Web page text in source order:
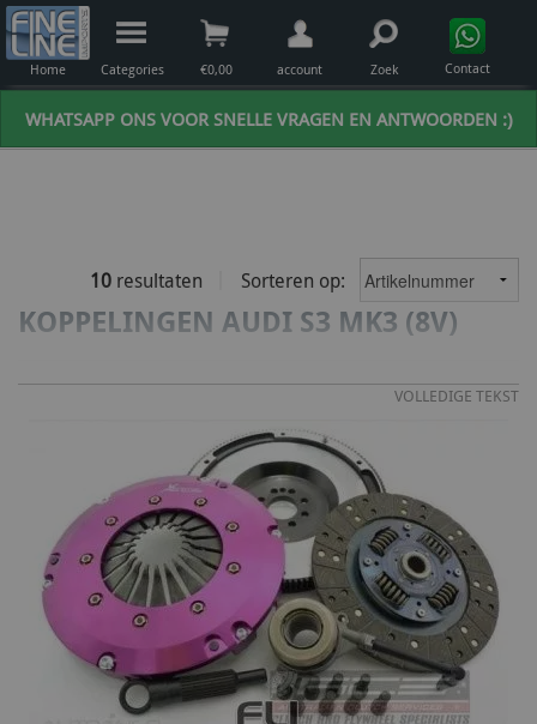
WHATSAPP ONS VOOR SNELLE VRAGEN EN ANTWOORDEN :)
Home Categories €0,00 account Zoek Contact
10 resultaten Sorteren op:
KOPPELINGEN AUDI S3 MK3 (8V)
VOLLEDIGE TEKST